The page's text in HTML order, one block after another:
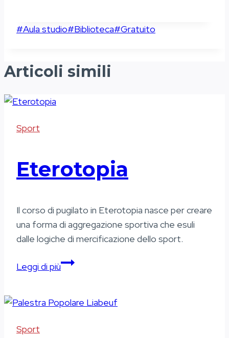
Tag
#Aula studio#Biblioteca#Gratuito
Articoli simili
Sport
Eterotopia
Il corso di pugilato in Eterotopia nasce per creare
una forma di aggregazione sportiva che esuli
dalle logiche di mercificazione dello sport.
Leggi di piùEterotopia
Sport